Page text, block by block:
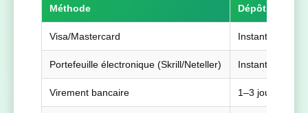
Méthode Dépôt
Visa/Mastercard Instant
Portefeuille électronique (Skrill/Neteller) Instant
Virement bancaire 1–3 jours